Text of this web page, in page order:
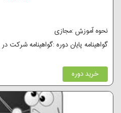
نحوه آموزش :مجازی
گواهینامه پایان دوره :گواهینامه شرکت
خرید دوره